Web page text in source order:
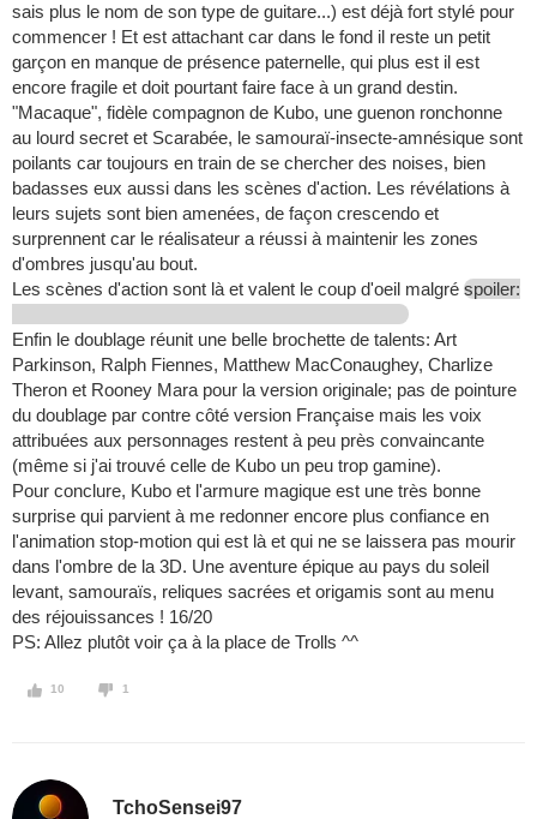
sais plus le nom de son type de guitare...) est déjà fort stylé pour
commencer ! Et est attachant car dans le fond il reste un petit
garçon en manque de présence paternelle, qui plus est il est
encore fragile et doit pourtant faire face à un grand destin.
"Macaque", fidèle compagnon de Kubo, une guenon ronchonne
au lourd secret et Scarabée, le samouraï-insecte-amnésique sont
poilants car toujours en train de se chercher des noises, bien
badasses eux aussi dans les scènes d'action. Les révélations à
leurs sujets sont bien amenées, de façon crescendo et
surprennent car le réalisateur a réussi à maintenir les zones
d'ombres jusqu'au bout.
Les scènes d'action sont là et valent le coup d'oeil malgré spoiler:
Enfin le doublage réunit une belle brochette de talents: Art
Parkinson, Ralph Fiennes, Matthew MacConaughey, Charlize
Theron et Rooney Mara pour la version originale; pas de pointure
du doublage par contre côté version Française mais les voix
attribuées aux personnages restent à peu près convaincante
(même si j'ai trouvé celle de Kubo un peu trop gamine).
Pour conclure, Kubo et l'armure magique est une très bonne
surprise qui parvient à me redonner encore plus confiance en
l'animation stop-motion qui est là et qui ne se laissera pas mourir
dans l'ombre de la 3D. Une aventure épique au pays du soleil
levant, samouraïs, reliques sacrées et origamis sont au menu
des réjouissances ! 16/20
PS: Allez plutôt voir ça à la place de Trolls ^^
10 1
TchoSensei97